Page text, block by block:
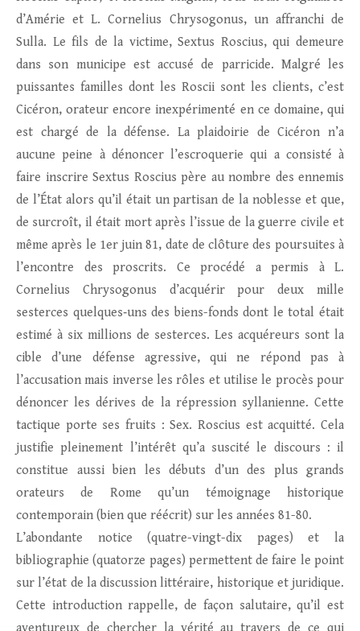
d’Amérie et L. Cornelius Chrysogonus, un affranchi de
Sulla. Le fils de la victime, Sextus Roscius, qui demeure
dans son municipe est accusé de parricide. Malgré les
puissantes familles dont les Roscii sont les clients, c’est
Cicéron, orateur encore inexpérimenté en ce domaine, qui
est chargé de la défense. La plaidoirie de Cicéron n’a
aucune peine à dénoncer l’escroquerie qui a consisté à
faire inscrire Sextus Roscius père au nombre des ennemis
de l’État alors qu’il était un partisan de la noblesse et que,
de surcroît, il était mort après l’issue de la guerre civile et
même après le 1er juin 81, date de clôture des poursuites à
l’encontre des proscrits. Ce procédé a permis à L.
Cornelius Chrysogonus d’acquérir pour deux mille
sesterces quelques‑uns des biens-fonds dont le total était
estimé à six millions de sesterces. Les acquéreurs sont la
cible d’une défense agressive, qui ne répond pas à
l’accusation mais inverse les rôles et utilise le procès pour
dénoncer les dérives de la répression syllanienne. Cette
tactique porte ses fruits : Sex. Roscius est acquitté. Cela
justifie pleinement l’intérêt qu’a suscité le discours : il
constitue aussi bien les débuts d’un des plus grands
orateurs de Rome qu’un témoignage historique
contemporain (bien que réécrit) sur les années 81-80.
L’abondante notice (quatre-vingt-dix pages) et la
bibliographie (quatorze pages) permettent de faire le point
sur l’état de la discussion littéraire, historique et juridique.
Cette introduction rappelle, de façon salutaire, qu’il est